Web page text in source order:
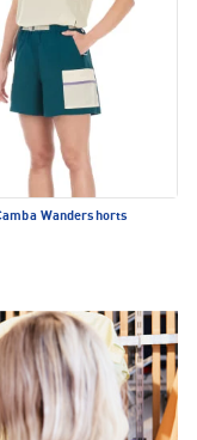
Wandershorts